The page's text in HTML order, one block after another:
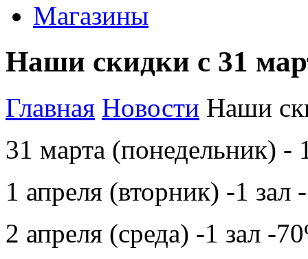
Магазины
Наши скидки с 31
Главная Новости Наши
31 марта (понедельник) -
1 апреля (вторник) -1 зал
2 апреля (среда) -1 зал -